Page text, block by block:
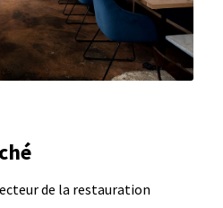
de la restauration